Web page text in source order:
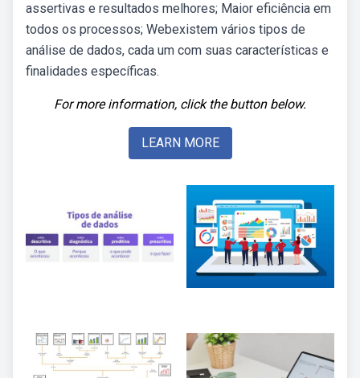
assertivas e resultados melhores; Maior eficiência em
todos os processos; Webexistem vários tipos de
análise de dados, cada um com suas características e
finalidades específicas.
For more information, click the button below.
LEARN MORE